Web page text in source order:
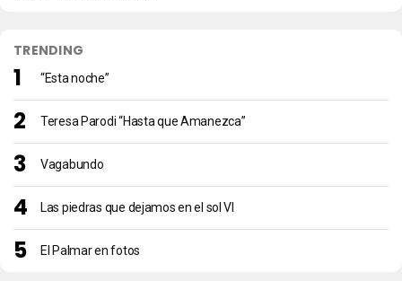
TRENDING
“Esta noche”
Teresa Parodi “Hasta que Amanezca”
Vagabundo
Las piedras que dejamos en el sol VI
El Palmar en fotos